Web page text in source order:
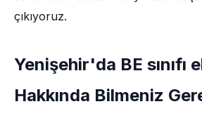
çıkıyoruz.
Yenişehir'da BE sınıfı
Hakkında Bilmeniz